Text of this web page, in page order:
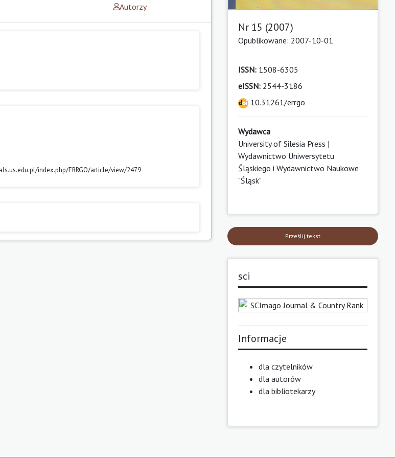
Autorzy
index.php/ERRGO/article/view/2479
Nr 15 (2007)
Opublikowane: 2007-10-01
ISSN:1508-6305
eISSN:2544-3186
10.31261/errgo
Wydawca
University of Silesia Press |
Wydawnictwo Uniwersytetu
Śląskiego i Wydawnictwo Naukowe
"Śląsk"
Prześlij tekst
sci
Informacje
dla czytelników
dla autorów
dla bibliotekarzy